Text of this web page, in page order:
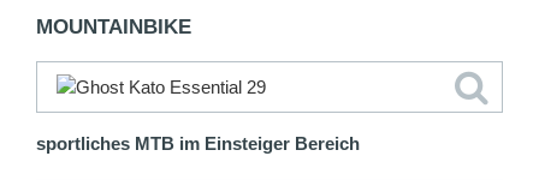
MOUNTAINBIKE
sportliches MTB im Einsteiger Bereich